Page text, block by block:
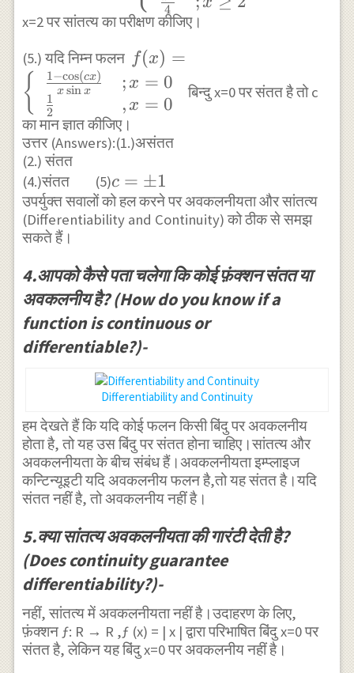
\end{array}\right.
& ; \quad 1 \leq
\frac{x^{2}}{4}
& ; x \geq 2
\end{array}\right.
4
x=2 पर सांतत्य का परीक्षण कीजिए।
(5.) यदि निम्न फलन f(x)=\left\
{\begin{array}{ll}
\frac{1-\cos (cx)}
\\ \frac{1}{2} & ,
\end{array}\right.
f(x) =
{ x sin x
1 −cos(cx)
2
1
; x = 0
, x = 0
बिन्दु x=0 पर संतत है तो c
का मान ज्ञात कीजिए।
उत्तर (Answers):(1.)असंतत
(2.) संतत
(4.)संतत (5)c=\pm
1
c = ±1
उपर्युक्त सवालों को हल करने पर अवकलनीयता और सांतत्य
(Differentiability and Continuity) को ठीक से समझ
सकते हैं।
4.आपको कैसे पता चलेगा कि कोई फ़ंक्शन संतत या
अवकलनीय है? (How do you know if a
function is continuous or
differentiable?)-
Differentiability and Continuity
हम देखते हैं कि यदि कोई फलन किसी बिंदु पर अवकलनीय
होता है, तो यह उस बिंदु पर संतत होना चाहिए।सांतत्य और
अवकलनीयता के बीच संबंध हैं।अवकलनीयता इम्प्लाइज
कन्टिन्यूइटी यदि अवकलनीय फलन है,तो यह संतत है।यदि
संतत नहीं है, तो अवकलनीय नहीं है।
5.क्या सांतत्य अवकलनीयता की गारंटी देती है?
(Does continuity guarantee
differentiability?)-
नहीं, सांतत्य में अवकलनीयता नहीं है।उदाहरण के लिए,
फ़ंक्शन ƒ: R → R ,ƒ (x) = | x | द्वारा परिभाषित बिंदु x=0 पर
संतत है, लेकिन यह बिंदु x=0 पर अवकलनीय नहीं है।